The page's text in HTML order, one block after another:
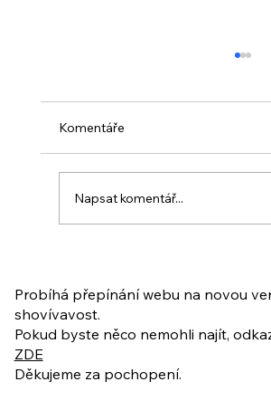
ukázkové lekce
Komentáře
Napsat komentář...
Probíhá přepínání webu na novou
shovívavost.
Pokud byste něco nemohli najít,
ZDE
Děkujeme za pochopení.